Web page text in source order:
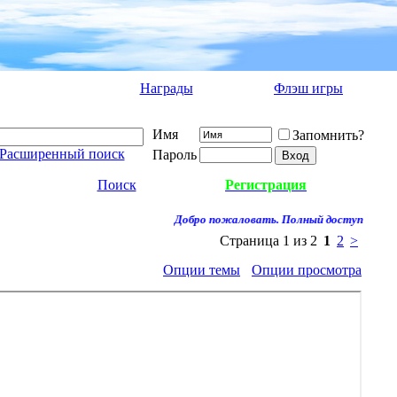
Награды Флэш игры
поиск
Имя
Запомнить?
Пароль
Поиск
Регистрация
Добро пожаловать. Полный доступ к форуму
Страница 1 из 2 1 2 >
Опции темы
Опции просмотра